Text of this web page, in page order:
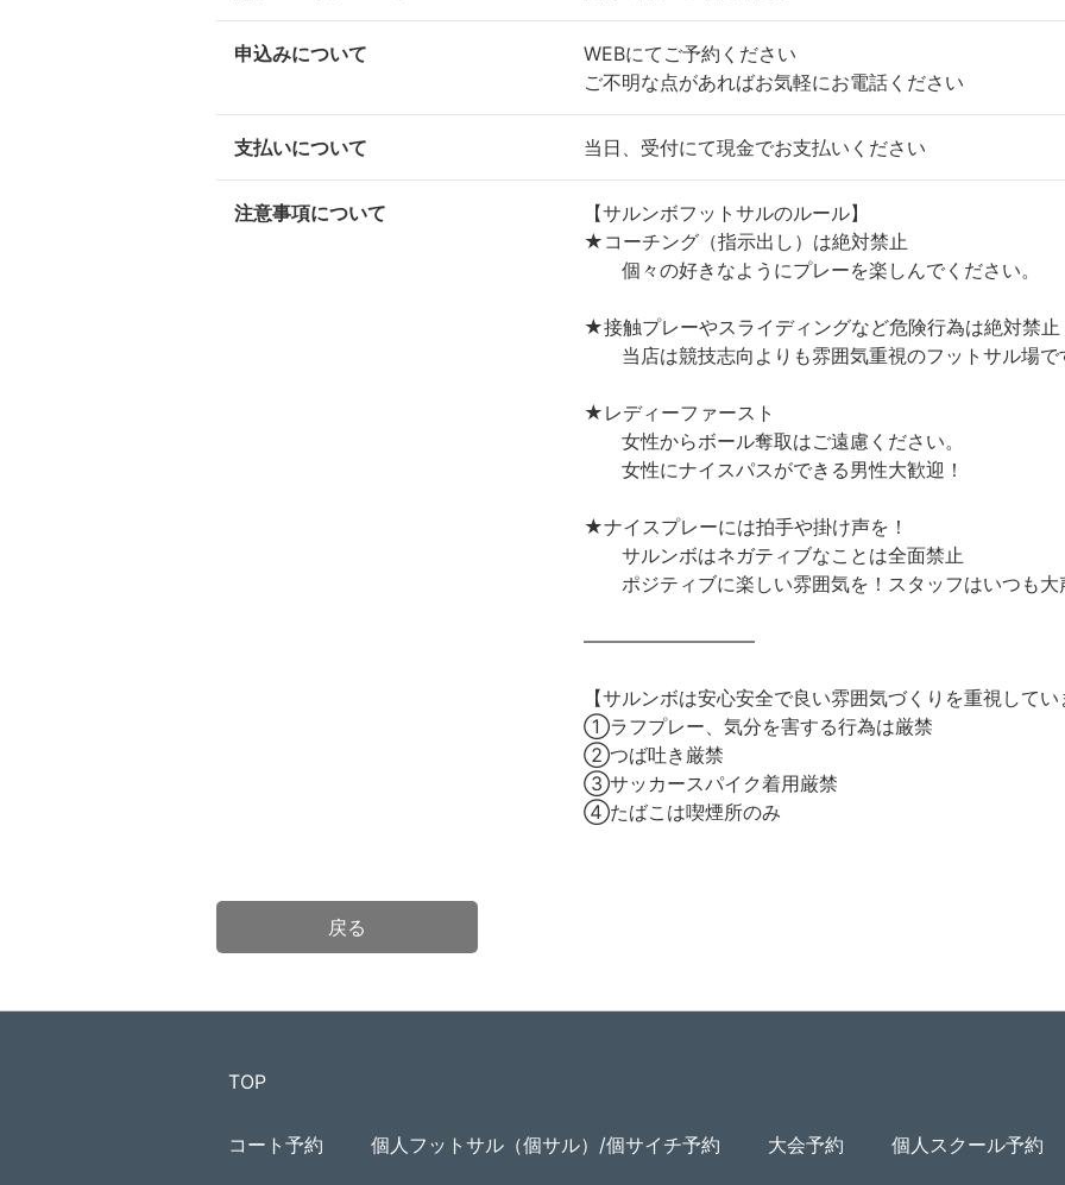
申込みについて
WEBにてご予約ください
ご不明な点があればお気軽にお電話ください
支払いについて 当日、受付にて現金でお支払いください
注意事項について
【サルンボフットサルのルール】
★コーチング（指示出し）は絶対禁止
個々の好きなようにプレーを楽しんでください。
★接触プレーやスライディングなど危険行為は絶対禁止
当店は競技志向よりも雰囲気重視のフットサル場で
★レディーファースト
女性からボール奪取はご遠慮ください。
女性にナイスパスができる男性大歓迎！
★ナイスプレーには拍手や掛け声を！
サルンボはネガティブなことは全面禁止
ポジティブに楽しい雰囲気を！スタッフはいつも大
—————————
【サルンボは安心安全で良い雰囲気づくりを重視して
①ラフプレー、気分を害する行為は厳禁
②つば吐き厳禁
③サッカースパイク着用厳禁
④たばこは喫煙所のみ
戻る
TOP
コート予約 個人フットサル（個サル）/個サイチ予約 大会予約 個人スクール予約